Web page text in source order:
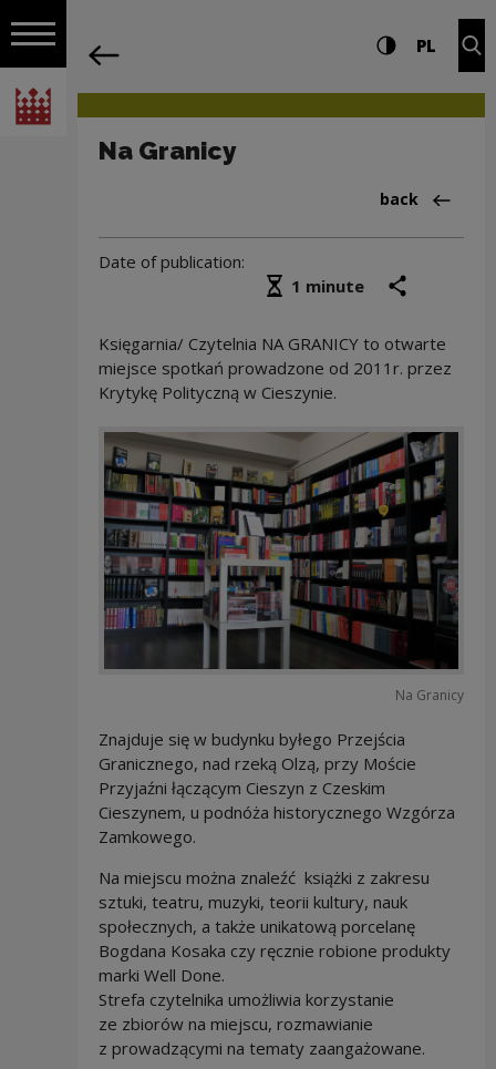
Open navigation
National Centre for Culture Poland
Navigation Settings and search
High contrast
PL
Na Granicy
Back
back
Date of publication:
Średni czas czytania
1 minute
Księgarnia/ Czytelnia NA GRANICY to otwarte
miejsce spotkań prowadzone od 2011r. przez
Krytykę Polityczną w Cieszynie.
Na Granicy
Znajduje się w budynku byłego Przejścia
Granicznego, nad rzeką Olzą, przy Moście
Przyjaźni łączącym Cieszyn z Czeskim
Cieszynem, u podnóża historycznego Wzgórza
Zamkowego.
Na miejscu można znaleźć książki z zakresu
sztuki, teatru, muzyki, teorii kultury, nauk
społecznych, a także unikatową porcelanę
Bogdana Kosaka czy ręcznie robione produkty
marki Well Done.
Strefa czytelnika umożliwia korzystanie
ze zbiorów na miejscu, rozmawianie
z prowadzącymi na tematy zaangażowane.